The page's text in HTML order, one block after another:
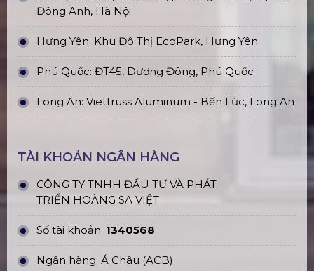
Đông Anh, Hà Nội
Hưng Yên: Khu Đô Thị EcoPark, Hưng Yên
Phú Quốc: ĐT45, Dương Đông, Phú Quốc
Long An: Viettruss Aluminum - Bến Lức, Long An
TÀI KHOẢN NGÂN HÀNG
CÔNG TY TNHH ĐẦU TƯ VÀ PHÁT
TRIỂN HOÀNG SA VIỆT
Số tài khoản: 1340568
Ngân hàng: Á Châu (ACB)